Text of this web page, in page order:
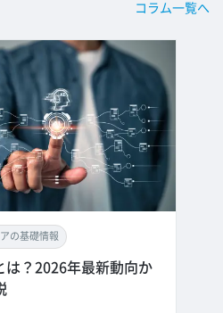
コラム一覧へ
の基礎情報
は？2026年最新動向か